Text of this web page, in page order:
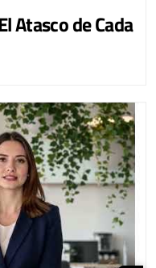
Atasco de Cada